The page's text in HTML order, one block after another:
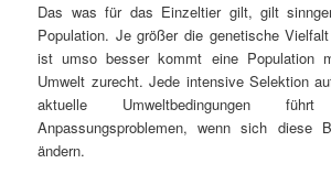
Das was für das Einzeltier gilt, gilt
Population. Je größer die genetische
ist umso besser kommt eine Population
Umwelt zurecht. Jede intensive Selektion
aktuelle Umweltbedingungen
Anpassungsproblemen, wenn sich diese
ändern.